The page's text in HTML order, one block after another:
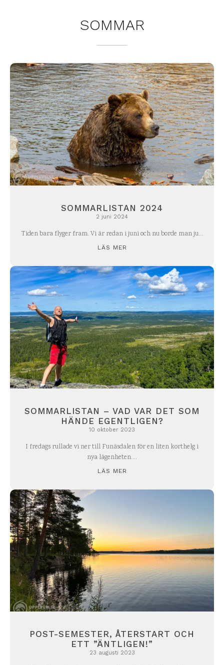
SOMMAR
SOMMARLISTAN 2024
2 juni 2024
Tiden bara flyger fram. Vi är redan i juni och nu borde man ju...
LÄS MER
SOMMARLISTAN – VAD VAR DET SOM
HÄNDE EGENTLIGEN?
10 oktober 2023
I fredags rullade vi ner till Funäsdalen för en liten korthelg i
nya lägenheten....
LÄS MER
POST-SEMESTER, ÅTERSTART OCH
ETT ”ÄNTLIGEN!”
23 augusti 2023